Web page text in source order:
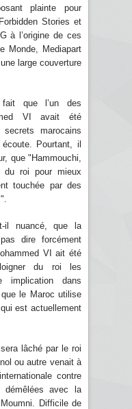
plainte pour
Stories et
à l’origine de ces
Monde, Mediapart
large couverture
que l’un des
VI avait été
marocains
Pourtant, il
que "Hammouchi,
du roi pour mieux
touchée par des
il nuancé, que la
dire forcément
VI ait été
du roi les
implication dans
le Maroc utilise
est actuellement
lâché par le roi
ou autre venait à
contre
avec la
Difficile de